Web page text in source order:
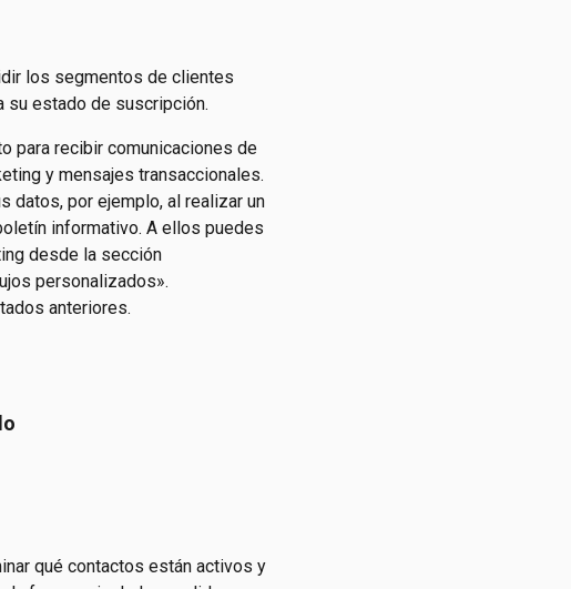
los segmentos de clientes
su estado de suscripción.
para recibir comunicaciones de
y mensajes transaccionales.
datos, por ejemplo, al realizar un
informativo. A ellos puedes
desde la sección
personalizados».
anteriores.
qué contactos están activos y